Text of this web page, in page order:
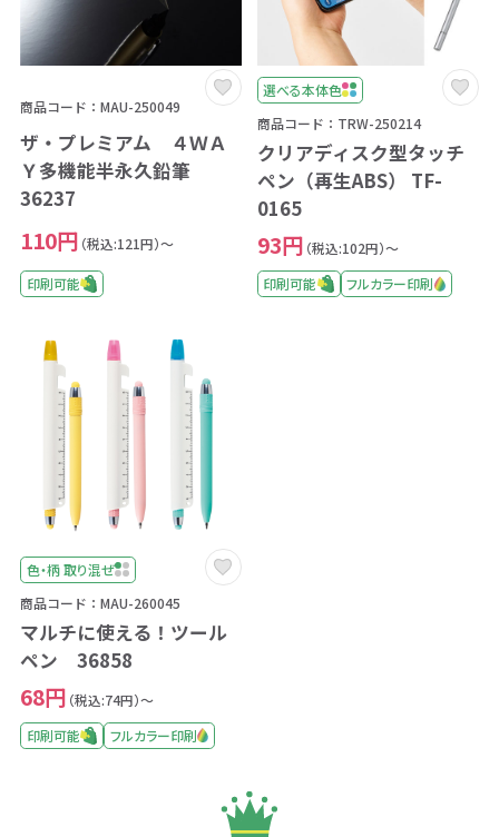
商品コード：MAU-250049
ザ・プレミアム ４ＷＡ
Ｙ多機能半永久鉛筆
36237
110円 （税込:121円）～
印刷可能
選べる本体色
商品コード：TRW-250214
クリアディスク型タッチ
ペン（再生ABS） TF-
0165
93円 （税込:102円）～
印刷可能
フルカラー印刷
色・柄 取り混ぜ
商品コード：MAU-260045
マルチに使える！ツール
ペン 36858
68円 （税込:74円）～
印刷可能
フルカラー印刷